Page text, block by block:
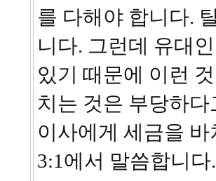
를 다해야 합니다.
니다. 그런데 유대
있기 때문에 이런
치는 것은 부당하
이사에게 세금을
3:1에서 말씀합니